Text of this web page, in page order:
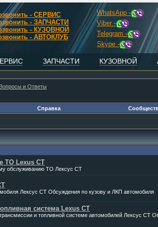
- СЕРВИС
- ЗАПЧАСТИ
- КУЗОВНОЙ
- АВТОКЛУБ
WhatsApp -
Viber -
Telegram -
Skype -
ЗАПЧАСТИ КУЗОВНОЙ
и Ответы
Справка
ТО Lexus CT
обслуживанию ТО Лексус CT
Лексус CT Обсуждения по кузову и ЛКП автомобиля
система Lexus CT
и топливной системе автомобилей Лексус CT